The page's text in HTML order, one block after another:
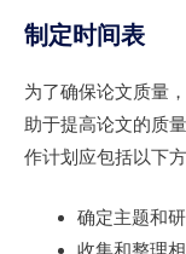
制定时间表
为了确保论文质量
助于提高论文的质
作计划应包括以下方
确定主题和